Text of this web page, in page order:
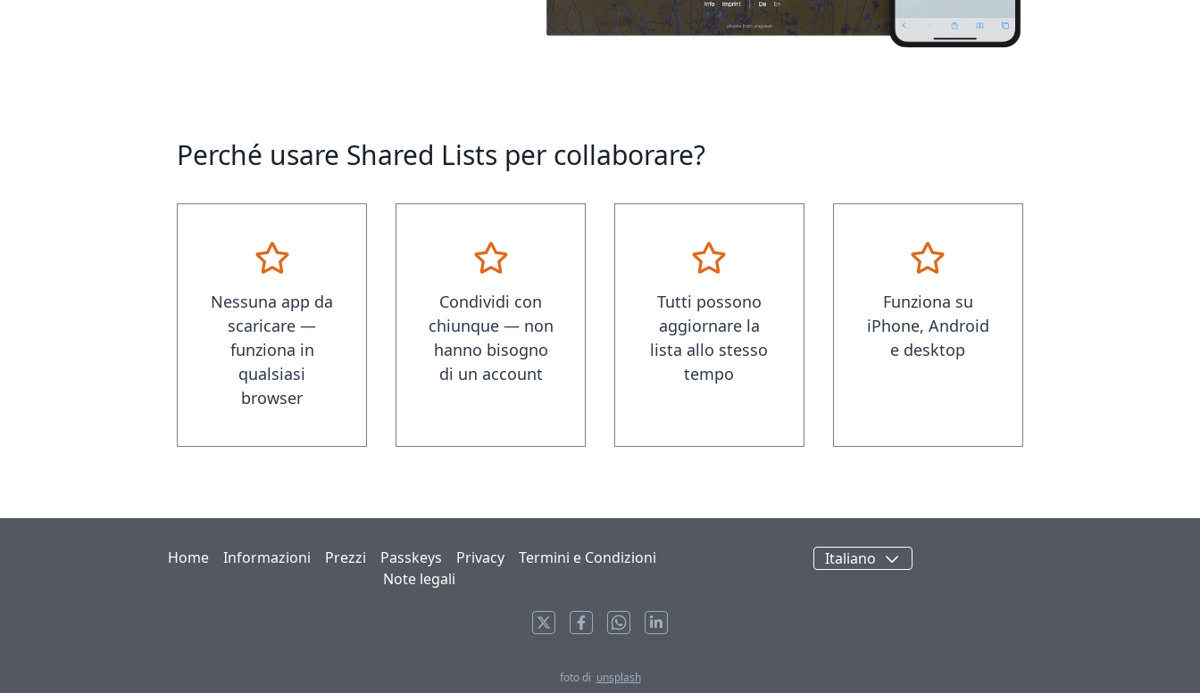
Perché usare Shared Lists per collaborare?
Nessuna app da
scaricare —
funziona in
qualsiasi
browser
Condividi con
chiunque — non
hanno bisogno
di un account
Tutti possono
aggiornare la
lista allo stesso
tempo
Funziona su
iPhone, Android
e desktop
Home Informazioni Prezzi Passkeys Privacy
Termini e Condizioni
Note legali
Italiano
foto di unsplash